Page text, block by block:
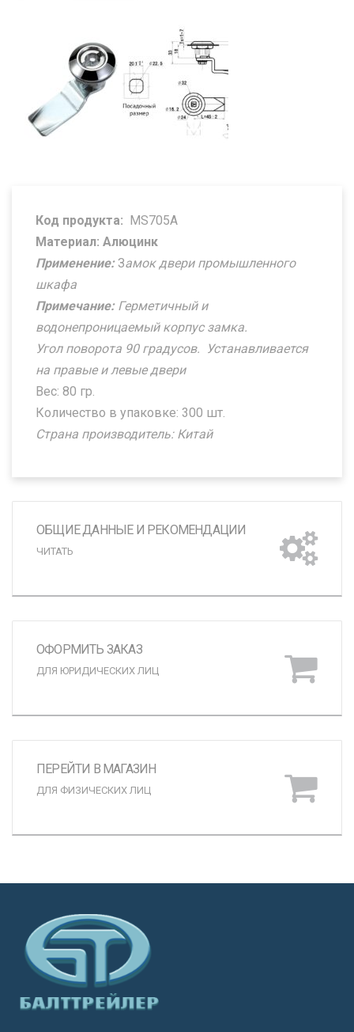
Код продукта:
MS705A
Материал: Алюцинк
Применение:Замок двери промышленного
шкафа
Примечание:Герметичный и
водонепроницаемый корпус замка.
Угол поворота 90 градусов. Устанавливается
на правые и левые двери
Вес: 80 гр.
Количество в упаковке: 300 шт.
Страна производитель: Китай
ОБЩИЕ ДАННЫЕ И РЕКОМЕНДАЦИИ
ЧИТАТЬ
ОФОРМИТЬ ЗАКАЗ
ДЛЯ ЮРИДИЧЕСКИХ ЛИЦ
ПЕРЕЙТИ В МАГАЗИН
ДЛЯ ФИЗИЧЕСКИХ ЛИЦ